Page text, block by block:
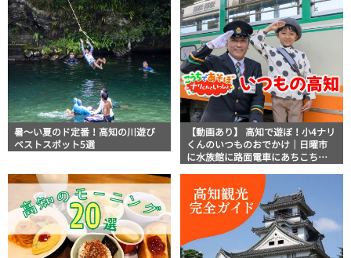
説！
暑～い夏のド定番！高知の川遊び
ベストスポット5選
【動画あり】 高知で遊ぼ！小4ナリ
くんのいつものおでかけ｜日曜市
に水族館に路面電車にあちこち巡